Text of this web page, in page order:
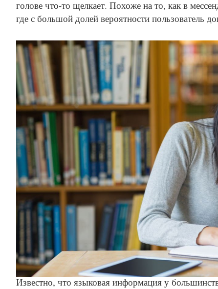
голове что-то щелкает. Похоже на то, как в
где с большой долей вероятности пользователь
©
Известно, что языковая информация у